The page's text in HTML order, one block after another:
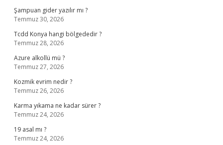
Şampuan gider yazılır mı ?
Temmuz 30, 2026
Tcdd Konya hangi bölgededir ?
Temmuz 28, 2026
Azure alkollü mü ?
Temmuz 27, 2026
Kozmik evrim nedir ?
Temmuz 26, 2026
Karma yıkama ne kadar sürer ?
Temmuz 24, 2026
19 asal mı ?
Temmuz 24, 2026